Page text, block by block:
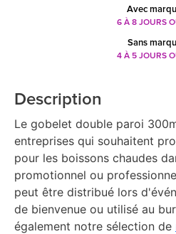
Avec
6 À 8 JOURS
Sans
4 À 5 JOURS
Description
Le gobelet double paroi
entreprises qui souhaitent
pour les boissons chaudes
promotionnel ou
peut être distribué lors
de bienvenue ou utilisé au
également notre sélection de